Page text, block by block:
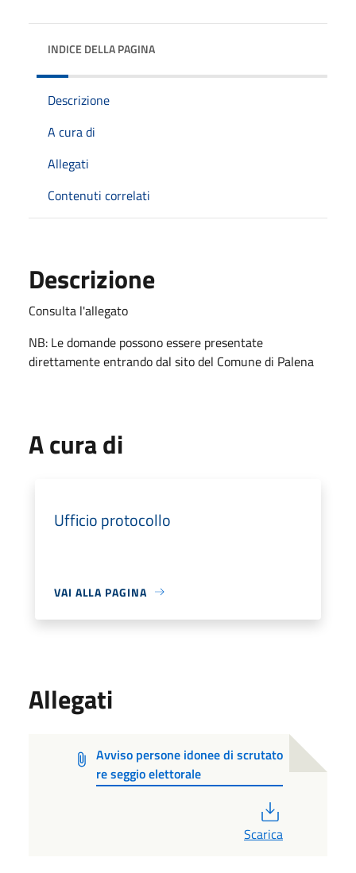
INDICE DELLA PAGINA
Descrizione
A cura di
Allegati
Contenuti correlati
Descrizione
Consulta l'allegato
NB: Le domande possono essere presentate
direttamente entrando dal sito del Comune di Palena
A cura di
Ufficio protocollo
VAI ALLA PAGINA
Allegati
Avviso persone idonee di scrutato
re seggio elettorale
Scarica